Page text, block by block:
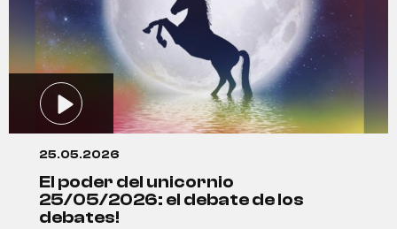
25.05.2026
el poder del unicornio
25/05/2026: el debate de los
debates!